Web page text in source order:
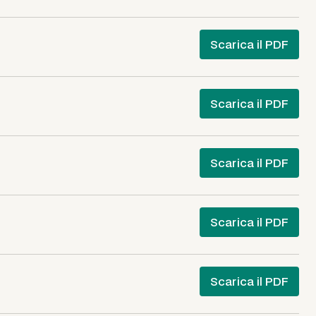
Scarica il PDF
Scarica il PDF
Scarica il PDF
Scarica il PDF
Scarica il PDF